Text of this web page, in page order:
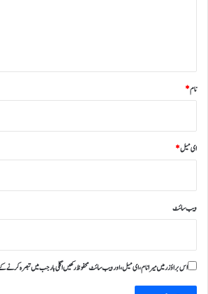
نام*
ای میل*
ویب‌ سائٹ
اس براؤزر میں میرا نام، ای میل، اور ویب سائٹ محفوظ رکھیں اگلی بار جب میں تبصرہ